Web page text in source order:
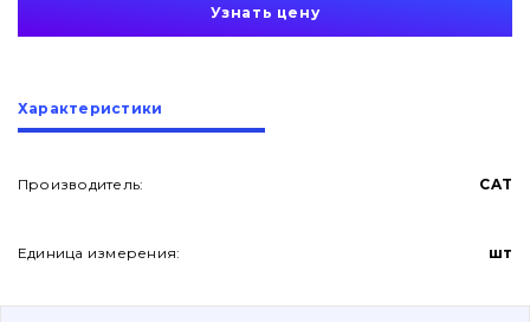
О нас
Контакты
Вакансии
Узнать цену
Характеристики
Производитель: CAT
Единица измерения: шт